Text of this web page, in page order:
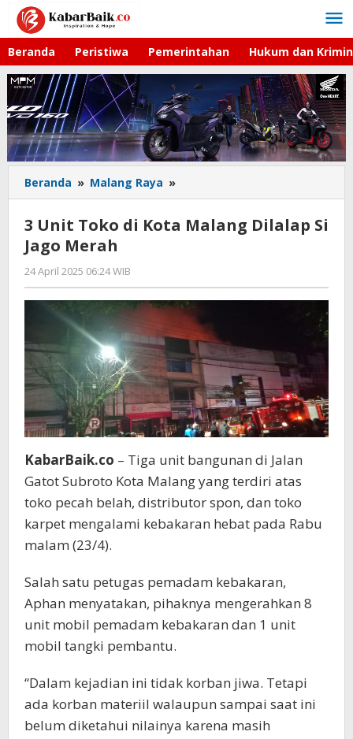
Lewati
konten
Beranda Peristiwa Pemerintahan Hukum dan
Beranda » Malang Raya »
Unit
di
Si
Jago
Merah
3 Unit Toko di Kota Malang Dilalap Si
Jago Merah
24 April 2025 06:24 WIB
Faisal
KabarBaik.co – Tiga unit bangunan di Jalan
Gatot Subroto Kota Malang yang terdiri atas
toko pecah belah, distributor spon, dan toko
karpet mengalami kebakaran hebat pada Rabu
malam (23/4).
Salah satu petugas pemadam kebakaran,
Aphan menyatakan, pihaknya mengerahkan 8
unit mobil pemadam kebakaran dan 1 unit
mobil tangki pembantu.
“Dalam kejadian ini tidak korban jiwa. Tetapi
ada korban materiil walaupun sampai saat ini
belum diketahui nilainya karena masih